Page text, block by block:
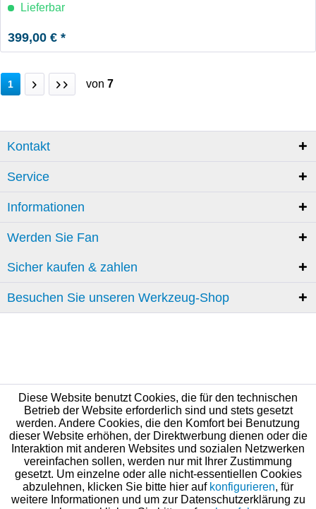
Lieferbar
399,00 € *
1 von 7
Kontakt
Service
Informationen
Werden Sie Fan
Sicher kaufen & zahlen
Besuchen Sie unseren Werkzeug-Shop
Diese Website benutzt Cookies, die für den technischen
Betrieb der Website erforderlich sind und stets gesetzt
werden. Andere Cookies, die den Komfort bei Benutzung
dieser Website erhöhen, der Direktwerbung dienen oder die
Interaktion mit anderen Websites und sozialen Netzwerken
vereinfachen sollen, werden nur mit Ihrer Zustimmung
gesetzt. Um einzelne oder alle nicht-essentiellen Cookies
abzulehnen, klicken Sie bitte hier auf konfigurieren, für
weitere Informationen und um zur Datenschutzerklärung zu